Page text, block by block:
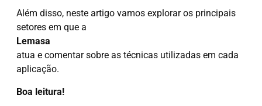
Além disso, neste artigo vamos explorar os principais
setores em que a
Lemasa
atua e comentar sobre as técnicas utilizadas em cada
aplicação.
Boa leitura!